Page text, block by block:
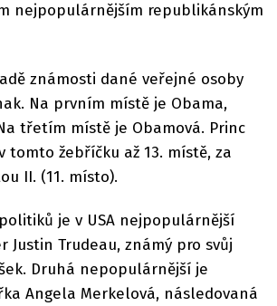
nejpopulárnějším republikánským
známosti dané veřejné osoby
Na prvním místě je Obama,
třetím místě je Obamová. Princ
tomto žebříčku až 13. místě, za
II. (11. místo).
je v USA nejpopulárnější
Justin Trudeau, známý pro svůj
Druhá nepopulárnější je
Angela Merkelová, následovaná